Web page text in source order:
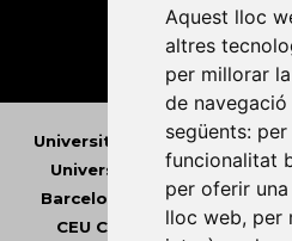
Aquest lloc
altres
per millorar
de
següents:
funcionalitat
per oferir
lloc web, per
Universitat Abat Oliba CEU
Universitat d'Andorra•
Barcelona
Universitat de
CEU Cardenal Herrera•